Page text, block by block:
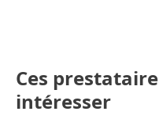
Ces
intéresser